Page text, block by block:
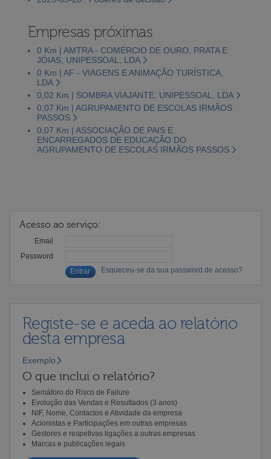
Empresas próximas
0 Km | AMTRA - COMÉRCIO DE OURO, PRATA E
JÓIAS, UNIPESSOAL, LDA
0 Km | AF - VIAGENS E ANIMAÇÃO TURÍSTICA,
LDA
0,02 Km | SOMBRA VIAJANTE, UNIPESSOAL, LDA
0,07 Km | AGRUPAMENTO DE ESCOLAS IRMÃOS
PASSOS
0,07 Km | ASSOCIAÇÃO DE PAIS E
ENCARREGADOS DE EDUCAÇÃO DO
AGRUPAMENTO DE ESCOLAS IRMÃOS PASSOS
Acesso ao serviço:
Email
Password
Esqueceu-se da sua password de acesso?
Registe-se e aceda ao relatório
desta empresa
Exemplo
O que inclui o relatório?
Semáforo do Risco de Failure
Evolução das Vendas e Resultados (3 anos)
NIF, Nome, Contactos e Atividade da empresa
Acionistas e Participações em outras empresas
Gestores e respetivas ligações a outras empresas
Marcas e publicações legais